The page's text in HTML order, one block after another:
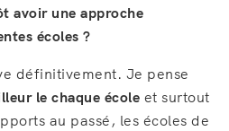
avoir une approche
écoles ?
définitivement. Je pense
le chaque école et surtout
au passé, les écoles de